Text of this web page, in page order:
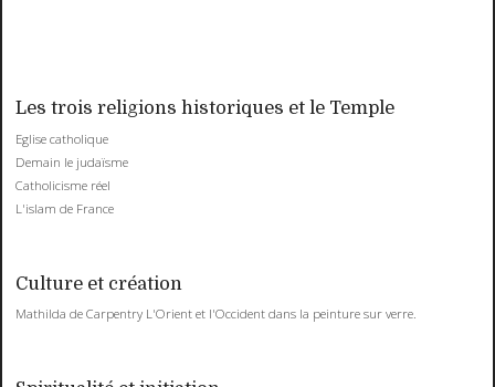
Les trois religions historiques et le Temple
Eglise catholique
Demain le judaïsme
Catholicisme réel
L'islam de France
Culture et création
Mathilda de Carpentry L'Orient et l'Occident dans la peinture sur verre.